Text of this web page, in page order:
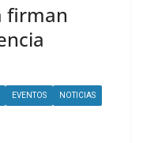
firman
EVENTOS NOTICIAS